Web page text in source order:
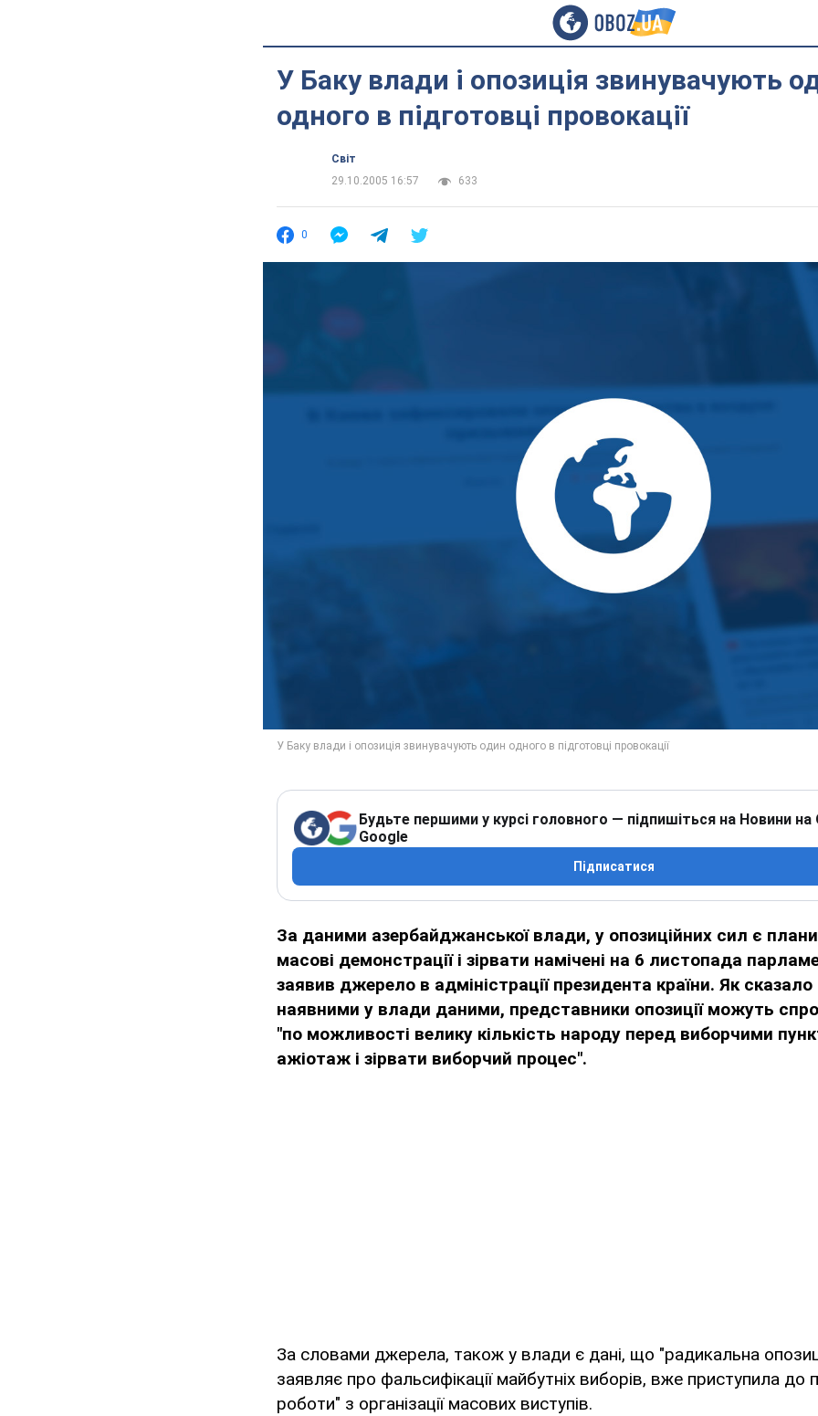
У Баку влади і опозиція звинувачують
одного в підготовці провокації
Світ
29.10.2005 16:57
633
0
Будьте першими у курсі головного — підпишіться на Новини на
Google
Підписатися
За даними азербайджанської влади, у опозиційних сил є
масові демонстрації і зірвати намічені на 6 листопада
заявив джерело в адміністрації президента країни. Як
наявними у влади даними, представники опозиції можуть
"по можливості велику кількість народу перед виборчими
ажіотаж і зірвати виборчий процес".
За словами джерела, також у влади є дані, що "радикальна
заявляє про фальсифікації майбутніх виборів, вже приступила до
роботи" з організації масових виступів.